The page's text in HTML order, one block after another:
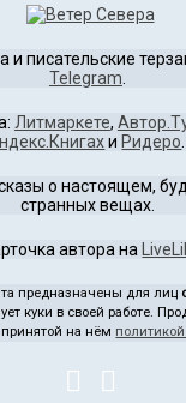
и писательские
Telegram
Литмаркете,
и Ридеро
о настоящем,
странных вещах.
автора на
предназначены для лиц
куки в своей работе.
принятой на нём